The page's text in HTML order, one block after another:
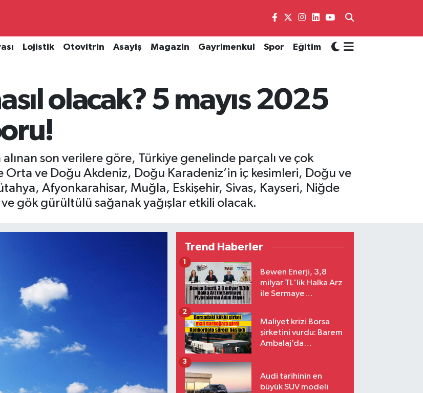
Lojistik Otovitrin Asayiş Magazin Gayrimenkul Spor Eğitim
olacak? 5 mayıs 2025
son verilere göre, Türkiye genelinde parçalı ve çok
ve Doğu Akdeniz, Doğu Karadeniz’in iç kesimleri, Doğu ve
Afyonkarahisar, Muğla, Eskişehir, Sivas, Kayseri, Niğde
gök gürültülü sağanak yağışlar etkili olacak.
Trend Haberler
Bewen Enerji, 3,8
milyar TL'lik Halka Arz
ile Sermaye
1
Maliyet krizi Borsa
şirketini vurdu: Barem
Ambalaj’da
2
Audi tarihinin en
büyük SUV modeli
3